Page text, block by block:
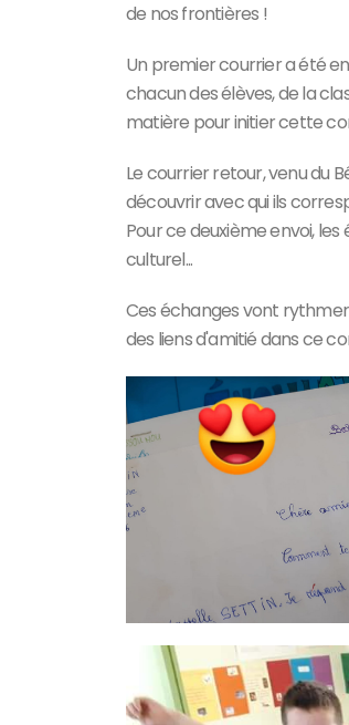
de nos frontières !
Un premier courrier a été
chacun des élèves, de la
matière pour initier cette
Le courrier retour, venu du
découvrir avec qui ils
Pour ce deuxième envoi,
culturel...
Ces échanges vont
des liens d'amitié dans ce